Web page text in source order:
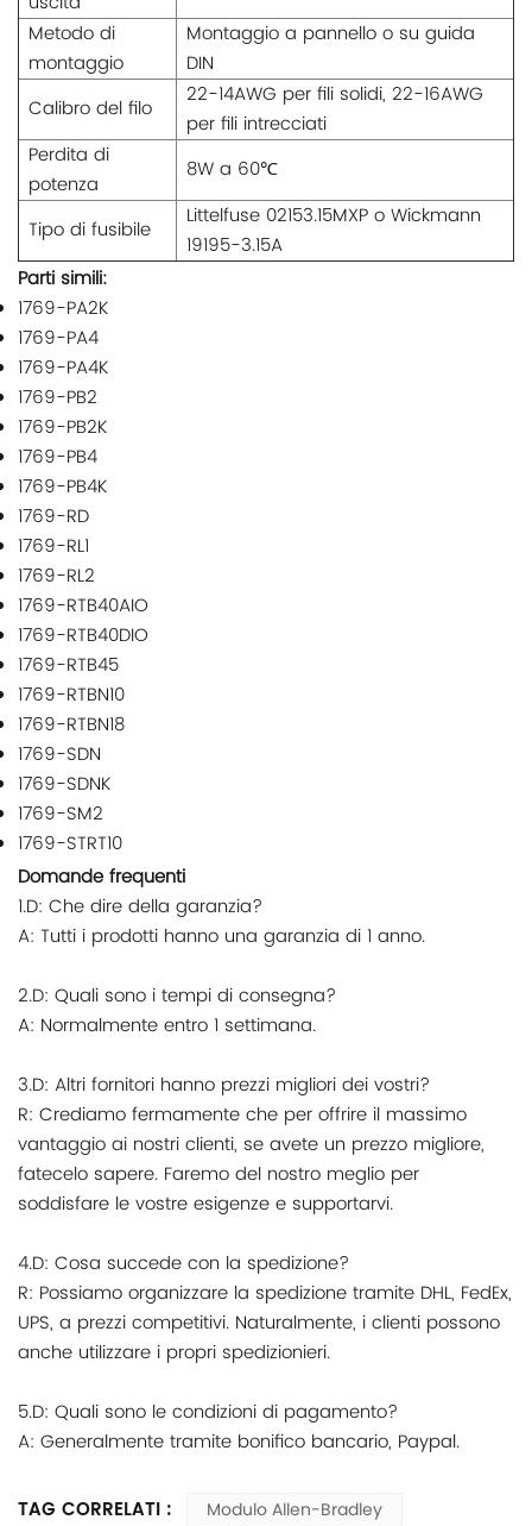
Metodo di
montaggio
Montaggio a pannello o su guida
DIN
Calibro del filo
22-14AWG per fili solidi, 22-16AWG
per fili intrecciati
Perdita di
potenza
8W a 60℃
Tipo di fusibile
Littelfuse 02153.15MXP o Wickmann
19195-3.15A
Parti simili:
1769-PA2K
1769-PA4
1769-PA4K
1769-PB2
1769-PB2K
1769-PB4
1769-PB4K
1769-RD
1769-RL1
1769-RL2
1769-RTB40AIO
1769-RTB40DIO
1769-RTB45
1769-RTBN10
1769-RTBN18
1769-SDN
1769-SDNK
1769-SM2
1769-STRT10
Domande frequenti
1.D: Che dire della garanzia?
A: Tutti i prodotti hanno una garanzia di 1 anno.
2.D: Quali sono i tempi di consegna?
A: Normalmente entro 1 settimana.
3.D: Altri fornitori hanno prezzi migliori dei vostri?
R: Crediamo fermamente che per offrire il massimo
vantaggio ai nostri clienti, se avete un prezzo migliore,
fatecelo sapere. Faremo del nostro meglio per
soddisfare le vostre esigenze e supportarvi.
4.D: Cosa succede con la spedizione?
R: Possiamo organizzare la spedizione tramite DHL, FedEx,
UPS, a prezzi competitivi. Naturalmente, i clienti possono
anche utilizzare i propri spedizionieri.
5.D: Quali sono le condizioni di pagamento?
A: Generalmente tramite bonifico bancario, Paypal.
TAG CORRELATI :
Modulo Allen-Bradley